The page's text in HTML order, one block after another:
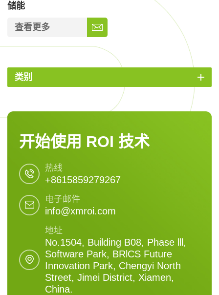
储能
查看更多
类别
开始使用 ROI 技术
热线
+8615859279267
电子邮件
info@xmroi.com
地址
No.1504, Building B08, Phase lll,
Software Park, BRlCS Future
Innovation Park, Chengyi North
Street, Jimei District, Xiamen,
China.